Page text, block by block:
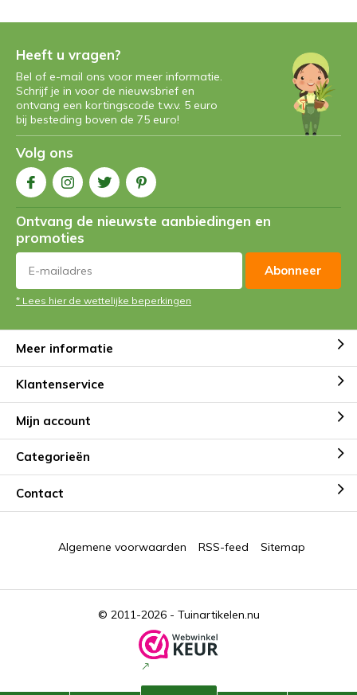
Heeft u vragen?
Bel of e-mail ons voor meer informatie.
Schrijf je in voor de nieuwsbrief en
ontvang een kortingscode t.w.v. 5 euro
bij besteding boven de 75 euro!
Volg ons
Ontvang de nieuwste aanbiedingen en
promoties
Abonneer
* Lees hier de wettelijke beperkingen
Meer informatie
Klantenservice
Mijn account
Categorieën
Contact
© 2011-2026 - Tuinartikelen.nu
Algemene voorwaarden RSS-feed Sitemap